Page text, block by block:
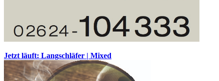
Jetzt läuft: Langschläfer | Mixed